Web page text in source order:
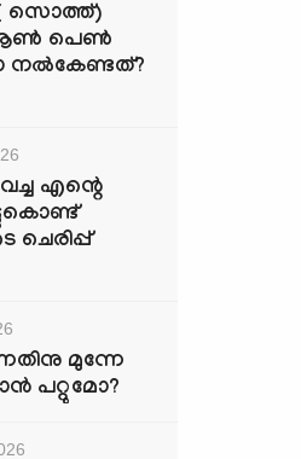
( സൊത്ത്)
ആണ്‍ പെണ്‍
എന്റെ
മുന്നേ
പറ്റുമോ?